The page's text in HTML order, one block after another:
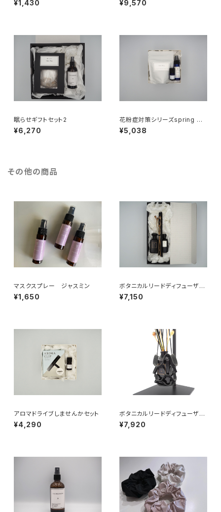
¥1,430 ¥9,570
眠らせギフトセット2
¥6,270
花粉症対策シリーズspring ギ
フトセット
¥5,038
その他の商品
マスクスプレー ジャスミン
¥1,650
ボタニカルリードディフューザー
ギフトセット
¥7,150
アロマドライブしませんかセット
¥4,290
ボタニカルリードディフューザー
&ボタニカルリードディフューザ
ー用レザーハンギングギフトセッ
¥7,920